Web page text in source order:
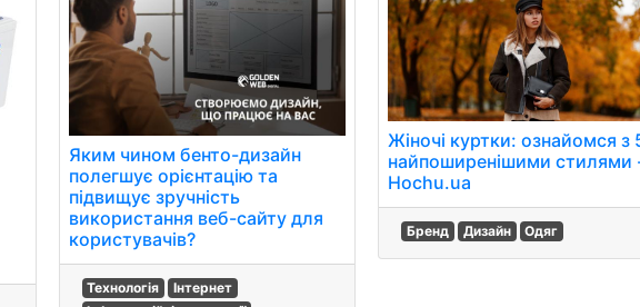
Яким чином бенто-дизайн
полегшує орієнтацію та
підвищує зручність
використання веб-сайту для
користувачів?
Технологія
Інтернет
Жіночі куртки: ознайомся з
найпоширенішими стилями
Hochu.ua
Бренд Дизайн Одяг